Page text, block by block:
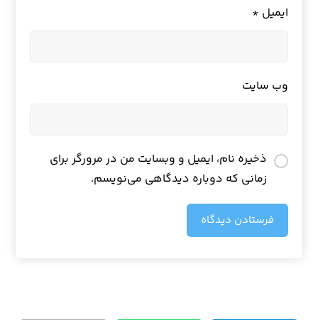
ایمیل *
وب‌ سایت
ذخیره نام، ایمیل و وبسایت من در مرورگر برای
زمانی که دوباره دیدگاهی می‌نویسم.
فرستادن دیدگاه